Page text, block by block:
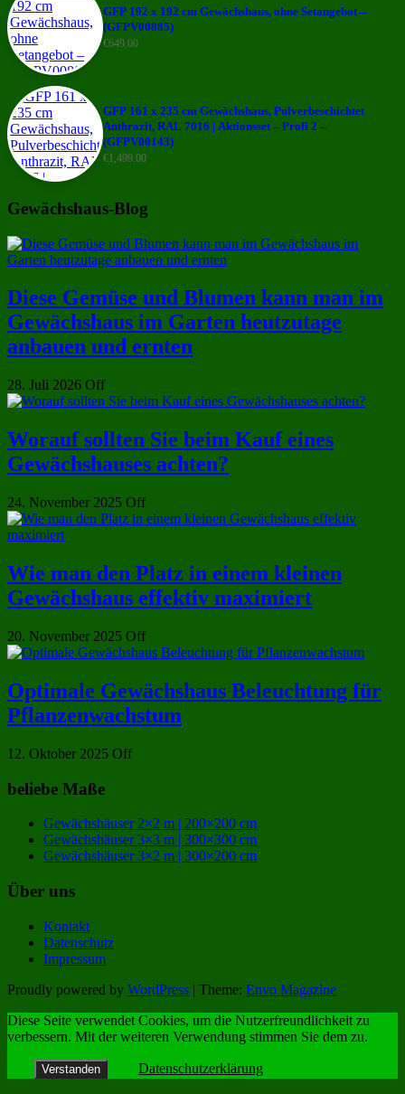
GFP 192 x 192 cm Gewächshaus, ohne Setangebot –
(GFPV00885)
€649.00
GFP 161 x 235 cm Gewächshaus, Pulverbeschichtet
Anthrazit, RAL 7016 | Aktionsset – Profi 2 –
(GFPV00143)
€1,499.00
Gewächshaus-Blog
Diese Gemüse und Blumen kann man im
Gewächshaus im Garten heutzutage
anbauen und ernten
28. Juli 2026 Off
Worauf sollten Sie beim Kauf eines
Gewächshauses achten?
24. November 2025 Off
Wie man den Platz in einem kleinen
Gewächshaus effektiv maximiert
20. November 2025 Off
Optimale Gewächshaus Beleuchtung für
Pflanzenwachstum
12. Oktober 2025 Off
beliebe Maße
Gewächshäuser 2×2 m | 200×200 cm
Gewächshäuser 3×3 m | 300×300 cm
Gewächshäuser 3×2 m | 300×200 cm
Über uns
Kontakt
Datenschutz
Impressum
Proudly powered by WordPress | Theme: Envo Magazine
Diese Seite verwendet Cookies, um die Nutzerfreundlichkeit zu
verbessern. Mit der weiteren Verwendung stimmen Sie dem zu.
Verstanden Datenschutzerklärung